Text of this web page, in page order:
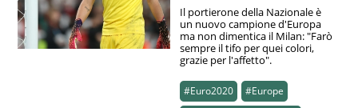
Il portierone della Nazionale è
un nuovo campione d'Europa
ma non dimentica il Milan: "Farò
sempre il tifo per quei colori,
grazie per l'affetto".
#Euro2020
#Europe